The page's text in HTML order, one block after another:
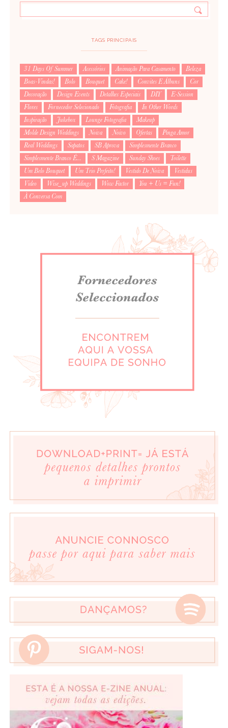
TAGS PRINCIPAIS
31 Days Of Summer Acessórios Animação Para Casamento
Beleza
Boas-Vindas!
Bolo Bouquet Cake! Convites E Álbuns
Cor
Decoração
Design Events Detalhes Especiais DIY
E-Session
Flores
Fornecedor Selecionado Fotografia
In Other Words
Inspiração
Jukebox Lounge Fotografia
Makeup
Molde Design Weddings
Noiva Noivo Ofertas
Pinga Amor
Real Weddings
Sapatos SB Aprova
Simplesmente Branco
Simplesmente Branco É...
S Magazine Sunday Shoes
Toilette
Um Belo Bouquet
Um Trio Perfeito! Vestido De Noiva
Vestidus
Video
Wise_up Weddings Wow Factor
You + Us = Fun!
À Conversa Com